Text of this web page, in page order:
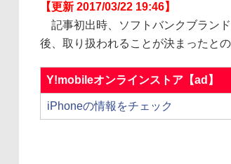
【更新 2017/03/22 19:46】
記事初出時、ソフトバンクブラン
後、取り扱われることが決まったと
Y!mobileオンラインストア【ad】
iPhoneの情報をチェック